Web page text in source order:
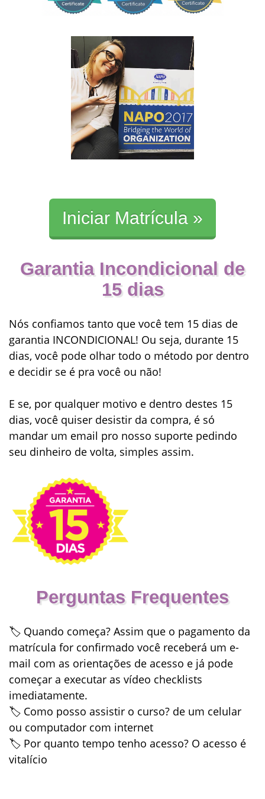
Iniciar Matrícula »
Garantia Incondicional de
15 dias
Nós confiamos tanto que você tem 15 dias de
garantia INCONDICIONAL! Ou seja, durante 15
dias, você pode olhar todo o método por dentro
e decidir se é pra você ou não!
E se, por qualquer motivo e dentro destes 15
dias, você quiser desistir da compra, é só
mandar um email pro nosso suporte pedindo
seu dinheiro de volta, simples assim.
Perguntas Frequentes
🏷 Quando começa? Assim que o pagamento da
matrícula for confirmado você receberá um e-
mail com as orientações de acesso e já pode
começar a executar as vídeo checklists
imediatamente.
🏷 Como posso assistir o curso? de um celular
ou computador com internet
🏷 Por quanto tempo tenho acesso? O acesso é
vitalício